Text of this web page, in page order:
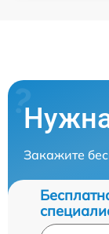
Закажите